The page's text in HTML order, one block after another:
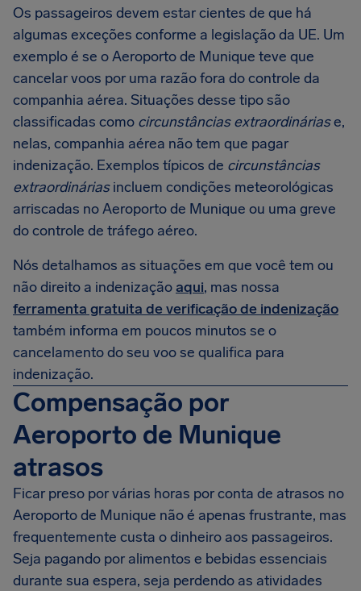
Os passageiros devem estar cientes de que há
algumas exceções conforme a legislação da UE. Um
exemplo é se o Aeroporto de Munique teve que
cancelar voos por uma razão fora do controle da
companhia aérea. Situações desse tipo são
classificadas como circunstâncias extraordináriase,
nelas, companhia aérea não tem que pagar
indenização. Exemplos típicos de circunstâncias
extraordináriasincluem condições meteorológicas
arriscadas no Aeroporto de Munique ou uma greve
do controle de tráfego aéreo.
Nós detalhamos as situações em que você tem ou
não direito a indenizaçãoaqui, mas nossa
ferramenta gratuita de verificação de indenização
também informa em poucos minutos se o
cancelamento do seu voo se qualifica para
indenização.
Compensação por
Aeroporto de Munique
atrasos
Ficar preso por várias horas por conta de atrasos no
Aeroporto de Munique não é apenas frustrante, mas
frequentemente custa o dinheiro aos passageiros.
Seja pagando por alimentos e bebidas essenciais
durante sua espera, seja perdendo as atividades